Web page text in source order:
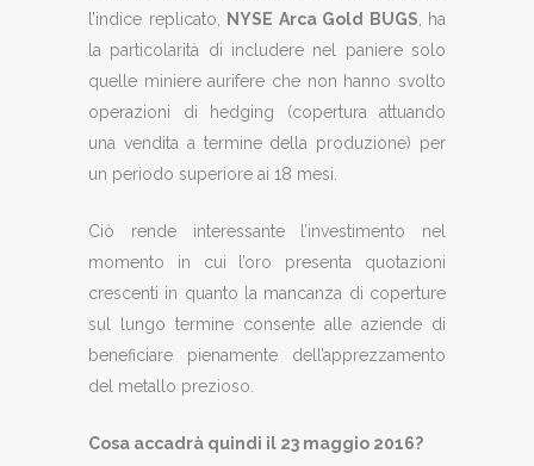
l’indice replicato, NYSE Arca Gold BUGS, ha
la particolarità di includere nel paniere solo
quelle miniere aurifere che non hanno svolto
operazioni di hedging (copertura attuando
una vendita a termine della produzione) per
un periodo superiore ai 18 mesi.
Ciò rende interessante l’investimento nel
momento in cui l’oro presenta quotazioni
crescenti in quanto la mancanza di coperture
sul lungo termine consente alle aziende di
beneficiare pienamente dell’apprezzamento
del metallo prezioso.
Cosa accadrà quindi il 23 maggio 2016?